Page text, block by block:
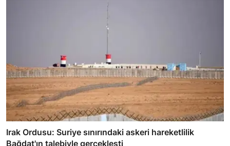
Irak Ordusu: Suriye sınırındaki askeri hareketlilik
Bağdat'ın talebiyle gerçekleşti